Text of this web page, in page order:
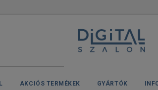
AKCIÓS TERMÉKEK GYÁRTÓK